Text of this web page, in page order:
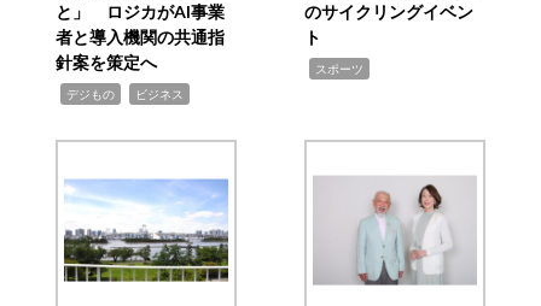
と」 ロジカがAI事業
者と導入機関の共通指
針案を策定へ
デジもの ビジネス
のサイクリングイベン
ト
スポーツ